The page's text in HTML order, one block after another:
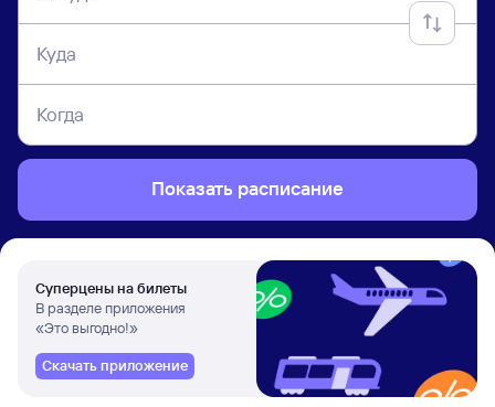
Куда
Когда
Показать расписание
Суперцены на билеты
В разделе приложения
«Это выгодно!»
Скачать приложение